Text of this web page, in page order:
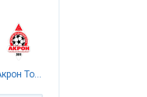
Акрон Тольятти